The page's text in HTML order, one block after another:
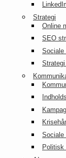
Strategi
Online
SEO
Sociale
Sociale
Politisk